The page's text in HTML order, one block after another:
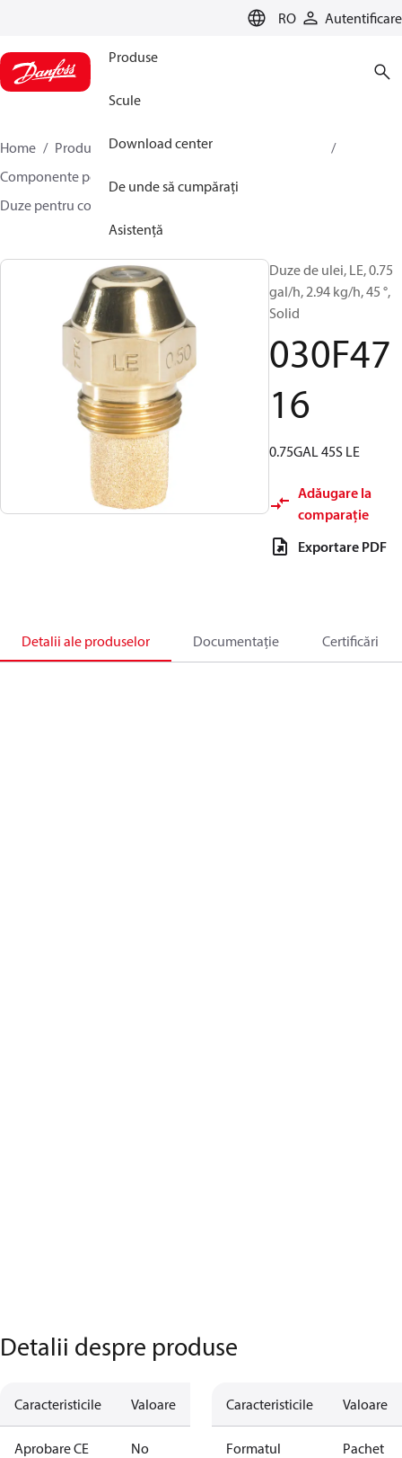
RO Autentificare
Produse
Scule
Download center
De unde să cumpărați
Asistență
Home Produse
Climate Solutions pentru încălzire
Componente pentru arzătoare
Duze pentru combustibil lichid
Duze de ulei, LE, 0.75
gal/h, 2.94 kg/h, 45 °,
Solid
030F47
16
0.75GAL 45S LE
Adăugare la
comparație
Exportare PDF
Detalii ale produselor Documentație Certificări
Detalii despre produse
Caracteristicile Valoare
Aprobare CE No
Caracteristicile Valoare
Formatul
Pachet